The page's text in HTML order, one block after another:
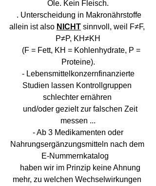
Öle. Kein Fleisch.
allein ist also NICHT sinnvoll, weil F≠F,
P≠P, KH≠KH
Proteine).
Studien lassen Kontrollgruppen
schlechter ernähren
messen ...
Nahrungsergänzungsmitteln nach dem
E-Nummernkatalog
mehr, zu welchen Wechselwirkungen